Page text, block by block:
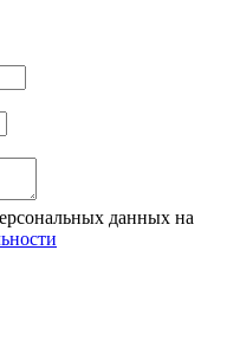
данных на